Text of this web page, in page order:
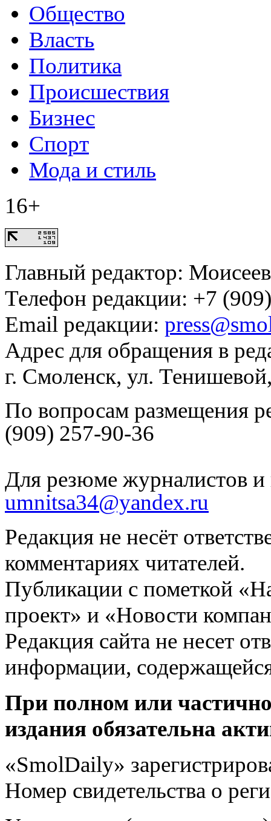
Общество
Власть
Политика
Происшествия
Бизнес
Спорт
Мода и стиль
16+
Главный редактор:
Телефон редакции: +7
Email редакции:
Адрес для обращения в
г. Смоленск, ул.
По вопросам размещения
(909) 257-90-36
Для резюме журналистов и
umnitsa34@yandex.ru
Редакция не несёт
комментариях читателей.
Публикации с пометкой
проект» и «Новости
Редакция сайта не несет
информации,
При полном или
издания обязательна
«SmolDaily»
Номер свидетельства о